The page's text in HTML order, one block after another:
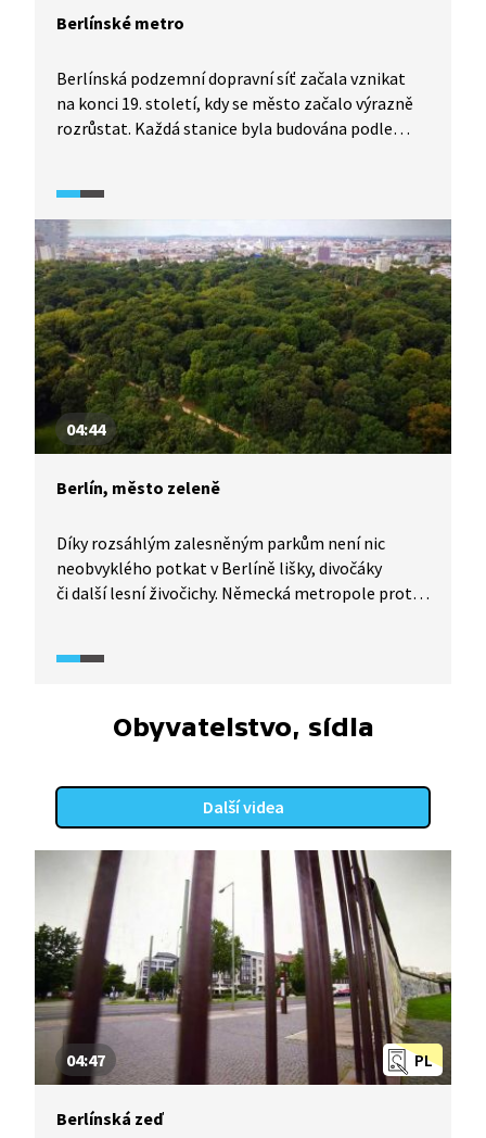
Berlínské metro
Berlínská podzemní dopravní síť začala vznikat
na konci 19. století, kdy se město začalo výrazně
rozrůstat. Každá stanice byla budována podle
typických kovových konstrukcí. Podle autora má
i svou typickou vůni, kterou v podzemních drahách
v jiných městech nenajdete. A co je na ní
magického?
04:44
Berlín, město zeleně
Díky rozsáhlým zalesněným parkům není nic
neobvyklého potkat v Berlíně lišky, divočáky
či další lesní živočichy. Německá metropole proto
porůstají například již nevyužívané železniční
divočinou a poslechněte si vysvětlení, jak k tomu
vlastně došlo a jakou roli v tom hrály světové
Obyvatelstvo, sídla
Další videa
PL
04:47
Berlínská zeď